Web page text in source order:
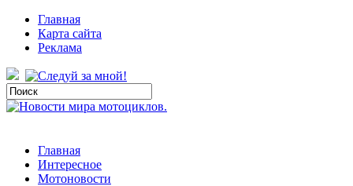
Главная
Карта сайта
Реклама
Главная
Интересное
Мотоновости